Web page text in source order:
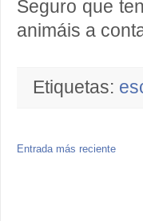
Seguro que
animáis a
Etiquetas:
Entrada más reciente